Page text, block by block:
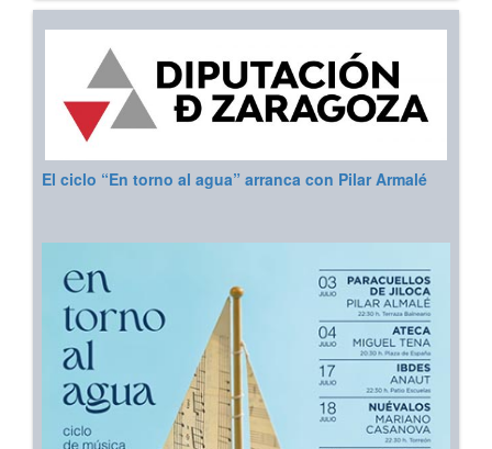
El ciclo “En torno al agua” arranca con Pilar Armalé